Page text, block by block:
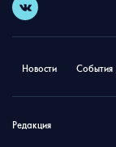
Новости События
Редакция